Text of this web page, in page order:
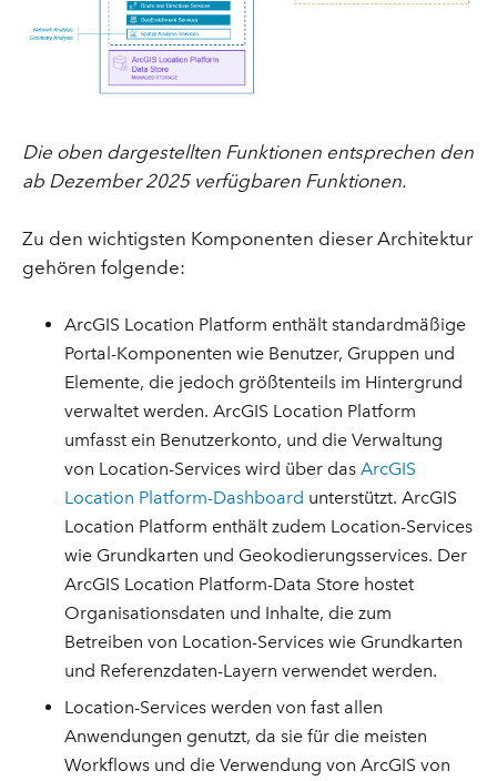
Die oben dargestellten Funktionen entsprechen den
ab Dezember 2025 verfügbaren Funktionen.
Zu den wichtigsten Komponenten dieser Architektur
gehören folgende:
ArcGIS Location Platform enthält standardmäßige
Portal-Komponenten wie Benutzer, Gruppen und
Elemente, die jedoch größtenteils im Hintergrund
verwaltet werden. ArcGIS Location Platform
umfasst ein Benutzerkonto, und die Verwaltung
von Location-Services wird über dasArcGIS
Location Platform-Dashboard unterstützt. ArcGIS
Location Platform enthält zudem Location-Services
wie Grundkarten und Geokodierungsservices. Der
ArcGIS Location Platform-Data Store hostet
Organisationsdaten und Inhalte, die zum
Betreiben von Location-Services wie Grundkarten
und Referenzdaten-Layern verwendet werden.
Location-Services werden von fast allen
Anwendungen genutzt, da sie für die meisten
Workflows und die Verwendung von ArcGIS von